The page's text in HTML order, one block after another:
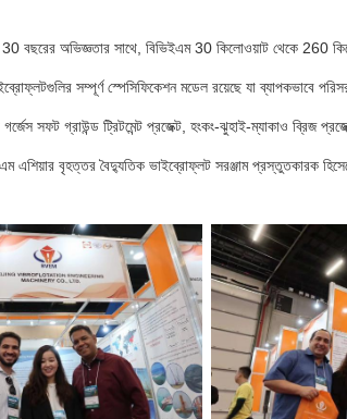
30 বছরের অভিজ্ঞতার সাথে, বিভিইএম 30 কিলোওয়াট থেকে 260
সম্পূর্ণ স্পেসিফিকেশন মডেল রয়েছে যা ব্যাপকভাবে পরিসর
গর্জেস সফট গ্রাউন্ড ট্রিটমেন্ট প্রজেক্ট, হংকং-ঝুহাই-ম্যাকাও ব্রিজ
এশিয়ার বৃহত্তর বৈদ্যুতিক ভাইব্রোফ্লট সরঞ্জাম প্রস্তুতকারক